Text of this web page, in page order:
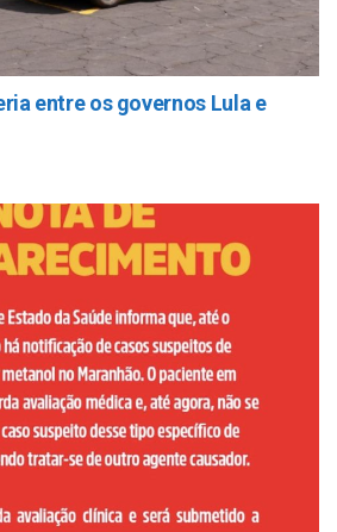
entre os governos Lula e